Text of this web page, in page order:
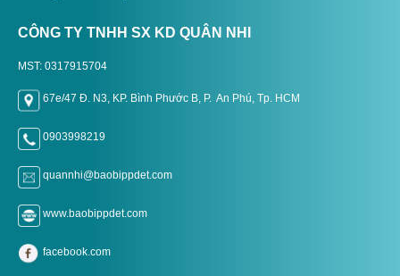
CÔNG TY TNHH SX KD QUÂN NHI
MST: 0317915704
67e/47 Đ. N3, KP. Bình Phước B, P. An Phú, Tp. HCM
0903998219
quannhi@baobippdet.com
www.baobippdet.com
facebook.com